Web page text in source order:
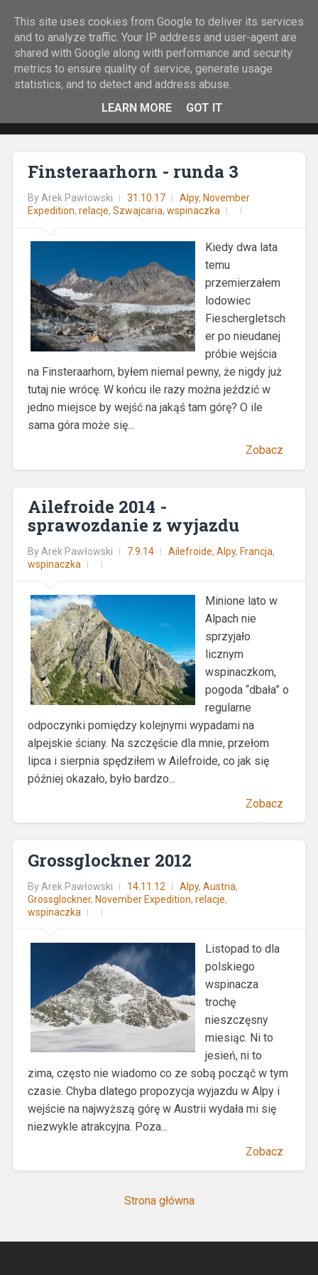
Rock&Run
O bieganiu z górskiej perspektywy.
Finsteraarhorn - runda 3
ByArek Pawłowski 31.10.17 Alpy, November
Expedition, relacje, Szwajcaria, wspinaczka
Kiedy dwa lata
temu
przemierzałem
lodowiec
Fieschergletsch
er po nieudanej
próbie wejścia
na Finsteraarhorn, byłem niemal pewny, że nigdy już
tutaj nie wrócę. W końcu ile razy można jeździć w
jedno miejsce by wejść na jakąś tam górę? O ile
sama góra może się...
Zobacz
Ailefroide 2014 -
sprawozdanie z wyjazdu
By Arek Pawłowski 7.9.14 Ailefroide, Alpy, Francja,
wspinaczka
Minione lato w
Alpach nie
sprzyjało
licznym
wspinaczkom,
pogoda “dbała” o
regularne
odpoczynki pomiędzy kolejnymi wypadami na
alpejskie ściany. Na szczęście dla mnie, przełom
lipca i sierpnia spędziłem w Ailefroide, co jak się
później okazało, było bardzo...
Zobacz
Grossglockner 2012
By Arek Pawłowski 14.11.12 Alpy, Austria,
Grossglockner, November Expedition, relacje,
wspinaczka
Listopad to dla
polskiego
wspinacza
trochę
nieszczęsny
miesiąc. Ni to
jesień, ni to
zima, często nie wiadomo co ze sobą począć w tym
czasie. Chyba dlatego propozycja wyjazdu w Alpy i
wejście na najwyższą górę w Austrii wydała mi się
niezwykle atrakcyjna. Poza...
Zobacz
Strona główna
This site uses cookies from Google to deliver its services
and to analyze traffic. Your IP address and user-agent are
shared with Google along with performance and security
metrics to ensure quality of service, generate usage
statistics, and to detect and address abuse.
LEARN MORE
GOT IT